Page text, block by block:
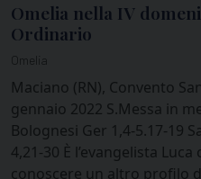
Omelia nella IV
Ordinario
Omelia
Maciano (RN), Convento
gennaio 2022 S.Messa in
Bolognesi Ger 1,4-5.17-19
4,21-30 È l’evangelista
conoscere un altro profilo